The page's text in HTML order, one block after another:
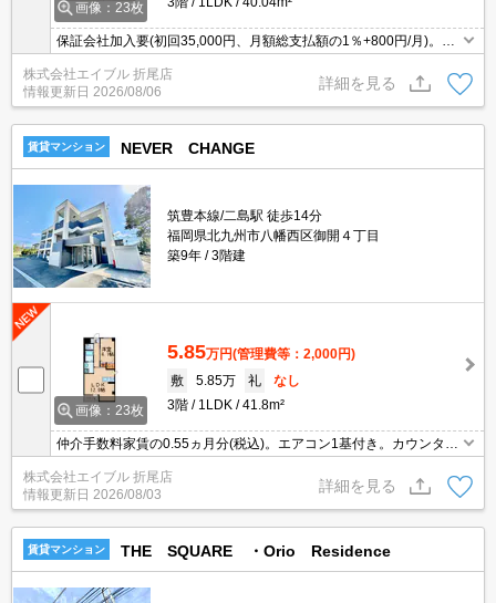
画像：23枚
保証会社加入要(初回35,000円、月額総支払額の1％+800円/月)。浴
基付き。追焚給湯。シャワー付独立洗面台。
株式会社エイブル 折尾店
情報更新日 2026/08/06
詳細を見る
賃貸マンション NEVER CHANGE
筑豊本線/二島駅 徒歩14分
福岡県北九州市八幡西区御開４丁目
築9年
3階建
画像：23枚
5.85万円(管理費等：2,000円)
敷
5.85万 礼
なし
3階
1LDK 41.8m²
仲介手数料家賃の0.55ヵ月分(税込)。エアコン1基付き。カウンター
き。TVインターホン付き。2口ガスコンロ付。シャワー付独立洗面
台。
株式会社エイブル 折尾店
情報更新日 2026/08/03
詳細を見る
賃貸マンション THE SQUARE ・Orio Residence